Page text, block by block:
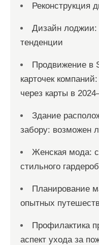
Реконструкция
Дизайн
тенденции
Продвижение в
карточек
через карты в
Здание
забору: возможен
Женская мода:
стильного
Планирование
опытных
Профилактика
аспект ухода за